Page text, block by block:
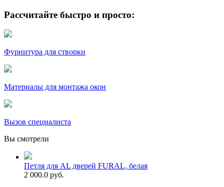
Рассчитайте быстро и просто:
Фурнитура для створки
Материалы для монтажа окон
Вызов специалиста
Вы смотрели
Петля для AL дверей FURAL, белая
2 000.0 руб.